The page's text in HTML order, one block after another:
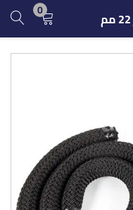
0
التسجيل